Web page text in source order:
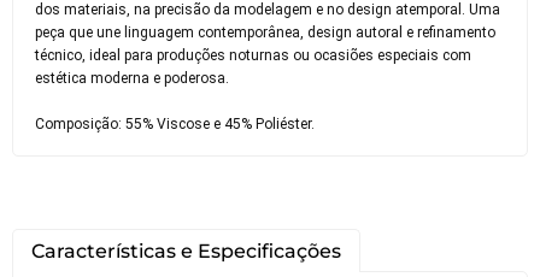
Você pode devolver este
produto gratuitamente.
recebimento do produto, para solicitar
devolução.
dos materiais, na precisão da modelagem e no design atemporal. Uma
peça que une linguagem contemporânea, design autoral e refinamento
técnico, ideal para produções noturnas ou ocasiões especiais com
estética moderna e poderosa.
Composição: 55% Viscose e 45% Poliéster.
Características e Especificações